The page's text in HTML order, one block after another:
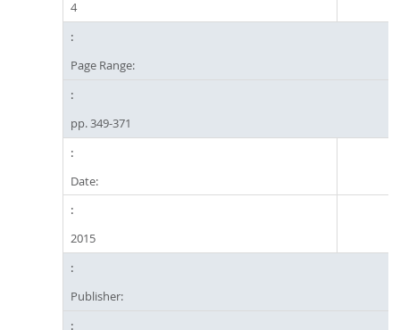
4
Page Range:
pp. 349-371
Date:
2015
Publisher: